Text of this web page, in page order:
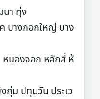
า ทุ่ง
บางกอกใหญ่ บาง
หนองจอก หลักสี่ ห้
กุ่ม ปทุมวัน ประเว